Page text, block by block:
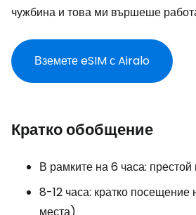
чужбина и това ми вършеше
Вземете eSIM с Airalo
Кратко обобщение
В рамките на 6 часа:
8-12 часа: кратко посещение